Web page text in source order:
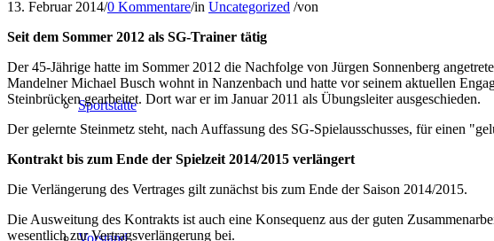
Sportstätte
Vorstand
13. Februar 2014/0 Kommentare/in Uncategorized /von
Seit dem Sommer 2012 als SG-Trainer tätig
Der 45-Jährige hatte im Sommer 2012 die Nachfolge von Jürgen Sonnenberg
Mandelner Michael Busch wohnt in Nanzenbach und hatte vor seinem aktuellen
Steinbrücken gearbeitet. Dort war er im Januar 2011 als Übungsleiter ausgeschieden.
Der gelernte Steinmetz steht, nach Auffassung des SG-Spielausschusses, für einen
Kontrakt bis zum Ende der Spielzeit 2014/2015 verlängert
Die Verlängerung des Vertrages gilt zunächst bis zum Ende der Saison 2014/2015.
Die Ausweitung des Kontrakts ist auch eine Konsequenz aus der guten
wesentlich zur Vertragsverlängerung bei.